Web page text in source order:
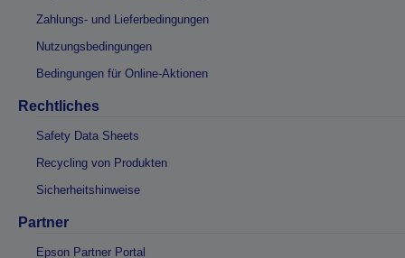
Zahlungs- und Lieferbedingungen
Nutzungsbedingungen
Bedingungen für Online-Aktionen
Rechtliches
Safety Data Sheets
Recycling von Produkten
Sicherheitshinweise
Partner
Epson Partner Portal